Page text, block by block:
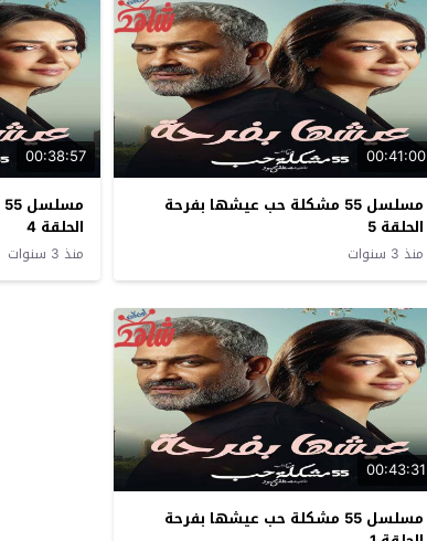
00:41:00
مسلسل 55 مشكلة حب عيشها بفرحة
الحلقة 5
منذ 3 سنوات
00:38:57
الحلقة 4
منذ 3 سنوات
00:43:31
مسلسل 55 مشكلة حب عيشها بفرحة